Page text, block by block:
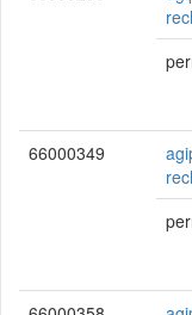
66000349